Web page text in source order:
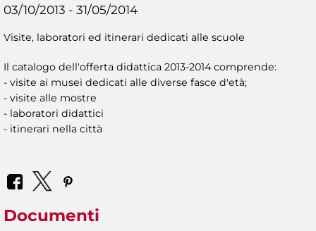
03/10/2013 - 31/05/2014
Visite, laboratori ed itinerari dedicati alle scuole
Il catalogo dell'offerta didattica 2013-2014 comprende:
- visite ai musei dedicati alle diverse fasce d'età;
- visite alle mostre
- laboratori didattici
- itinerari nella città
Documenti